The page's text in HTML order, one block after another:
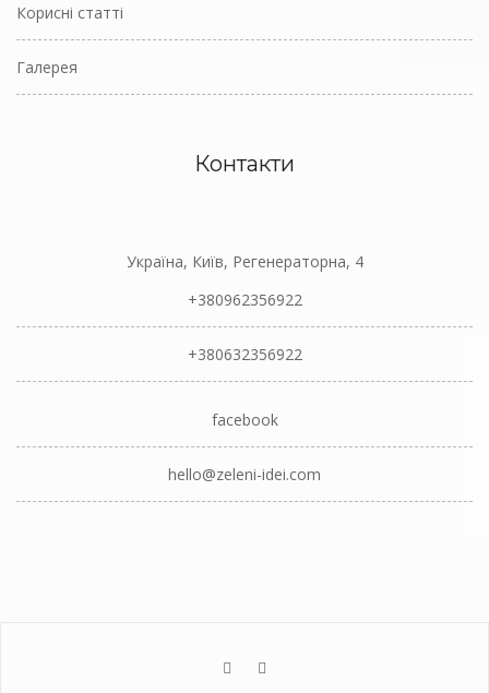
Корисні статті
Галерея
Контакти
Україна, Київ, Регенераторна, 4
+380962356922
+380632356922
facebook
hello@zeleni-idei.com